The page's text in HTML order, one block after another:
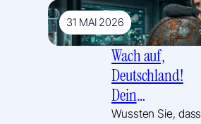
31 MAI 2026
Wach auf,
Deutschland!
Dein
Schutzschild
Wussten Sie, dass